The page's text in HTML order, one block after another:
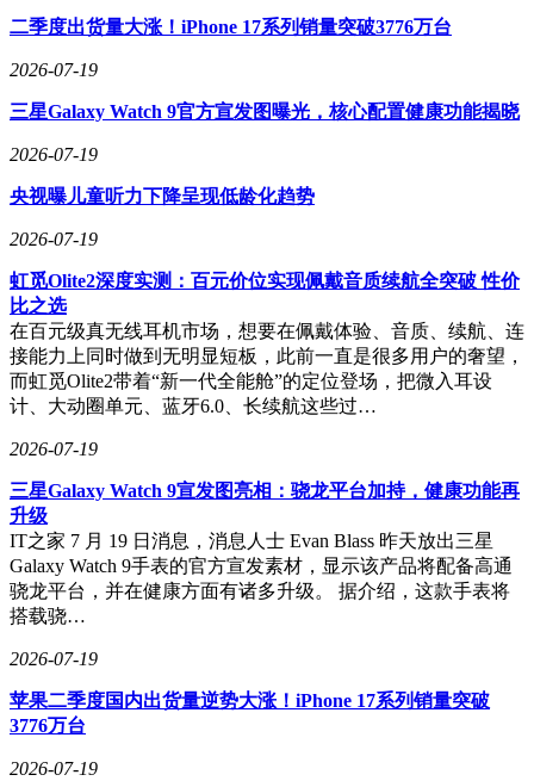
来自电气部分，需重点关注产品的额定电流是否满足负载要
求，以及是否具备相应的安全认证，如国标。该产品面板兼容
强电环境，壳体及面板材质为铝合金，具有良好的绝缘和散热
或劣质产品，可能导致短路、过热甚至火灾，造成财产损失和
在四键和六键配置的选择上，应根据客房实际控制的设备数量
和场景需求来决定。键数越多，单面板可控制的独立回路或场
景就越多。四键开关可能适合控制基础灯光，如主灯、床头
睡眠模式、阅读模式，或窗帘控制。需评估客房现有及计划控
制的设备数量。选择键数不足，可能导致控制功能受限，需额
外增加面板，提高成本；选择键数过多，可能造成面板复杂，
宾客操作困惑。
快速更换后，如何与酒店现有的客控系统对接是关键问题。关
（RCU）的通信协议对接。酒店智能化通常有中央客控系
统，蓝牙mesh开关作为末端设备，需要能够将控制信号上传
至客控主机，或接收主机的指令，这需要开关具备相应的接口
或协议兼容性。在采购前，务必核实产品是否可与酒店使用的
客控品牌或系统协议，如Modbus、TCP/IP等进行集成。若无
法对接，智能开关将成为独立的“孤岛”，无法实现客房设备的
集中管理、场景联动和能源管控，失去升级的核心价值。
大挑战。专业的蓝牙mesh方案应配备集中管理工具，支持批
量配置、分组管理和故障诊断。大规模部署时，手动逐个配置
开关不可行，需要考察供应商是否提供配套的网络配置软件或
组、设置统一的场景模式、监控设备状态、进行固件升级等。
二季度出货量大涨！iPhone 17系列销量突破3776万台
2026-07-19
三星Galaxy Watch 9官方宣发图曝光，核心配置健康功能揭晓
2026-07-19
央视曝儿童听力下降呈现低龄化趋势
2026-07-19
虹觅Olite2深度实测：百元价位实现佩戴音质续航全突破 性价
比之选
在百元级真无线耳机市场，想要在佩戴体验、音质、续航、连
接能力上同时做到无明显短板，此前一直是很多用户的奢望，
而虹觅Olite2带着“新一代全能舱”的定位登场，把微入耳设
计、大动圈单元、蓝牙6.0、长续航这些过…
2026-07-19
三星Galaxy Watch 9宣发图亮相：骁龙平台加持，健康功能再
升级
IT之家 7 月 19 日消息，消息人士 Evan Blass 昨天放出三星
Galaxy Watch 9手表的官方宣发素材，显示该产品将配备高通
骁龙平台，并在健康方面有诸多升级。 据介绍，这款手表将
搭载骁…
2026-07-19
苹果二季度国内出货量逆势大涨！iPhone 17系列销量突破
3776万台
2026-07-19